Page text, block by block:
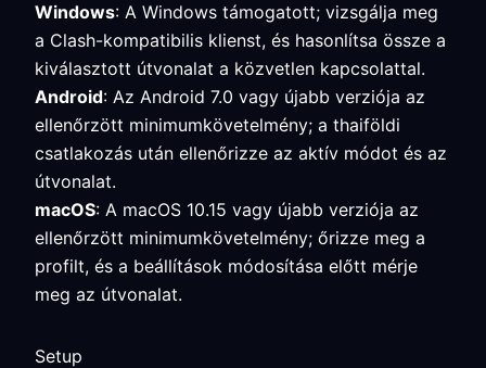
Windows: A Windows támogatott; vizsgálja meg
a Clash-kompatibilis klienst, és hasonlítsa össze a
kiválasztott útvonalat a közvetlen kapcsolattal.
Android: Az Android 7.0 vagy újabb verziója az
ellenőrzött minimumkövetelmény; a thaiföldi
csatlakozás után ellenőrizze az aktív módot és az
útvonalat.
macOS: A macOS 10.15 vagy újabb verziója az
ellenőrzött minimumkövetelmény; őrizze meg a
profilt, és a beállítások módosítása előtt mérje
meg az útvonalat.
Setup